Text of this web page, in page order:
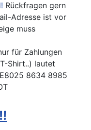
Rückfragen gern
Adresse ist vor
muss
für Zahlungen
Shirt..) lautet
8634 8985